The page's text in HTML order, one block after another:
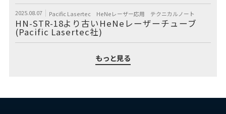
2025.08.07 Pacific Lasertec HeNeレーザー応用 テクニカルノート
HN-STR-18より古いHeNeレーザーチューブ
(Pacific Lasertec社)
もっと見る